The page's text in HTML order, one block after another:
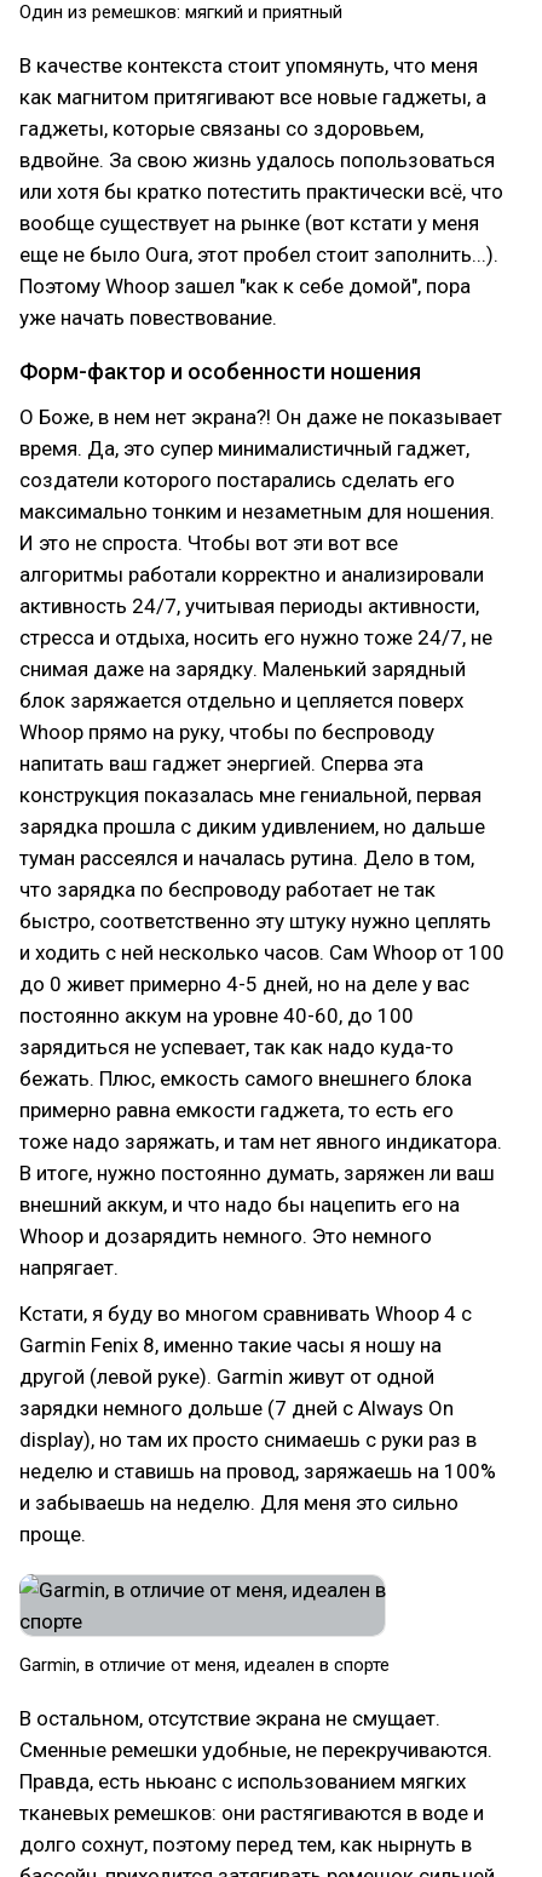
Один из ремешков: мягкий и приятный
В качестве контекста стоит упомянуть, что меня
как магнитом притягивают все новые гаджеты, а
гаджеты, которые связаны со здоровьем,
вдвойне. За свою жизнь удалось попользоваться
или хотя бы кратко потестить практически всё, что
вообще существует на рынке (вот кстати у меня
еще не было Oura, этот пробел стоит заполнить...).
Поэтому Whoop зашел "как к себе домой", пора
уже начать повествование.
Форм-фактор и особенности ношения
О Боже, в нем нет экрана?! Он даже не показывает
время. Да, это супер минималистичный гаджет,
создатели которого постарались сделать его
максимально тонким и незаметным для ношения.
И это не спроста. Чтобы вот эти вот все
алгоритмы работали корректно и анализировали
активность 24/7, учитывая периоды активности,
стресса и отдыха, носить его нужно тоже 24/7, не
снимая даже на зарядку. Маленький зарядный
блок заряжается отдельно и цепляется поверх
Whoop прямо на руку, чтобы по беспроводу
напитать ваш гаджет энергией. Сперва эта
конструкция показалась мне гениальной, первая
зарядка прошла с диким удивлением, но дальше
туман рассеялся и началась рутина. Дело в том,
что зарядка по беспроводу работает не так
быстро, соответственно эту штуку нужно цеплять
и ходить с ней несколько часов. Сам Whoop от 100
до 0 живет примерно 4-5 дней, но на деле у вас
постоянно аккум на уровне 40-60, до 100
зарядиться не успевает, так как надо куда-то
бежать. Плюс, емкость самого внешнего блока
примерно равна емкости гаджета, то есть его
тоже надо заряжать, и там нет явного индикатора.
В итоге, нужно постоянно думать, заряжен ли ваш
внешний аккум, и что надо бы нацепить его на
Whoop и дозарядить немного. Это немного
напрягает.
Кстати, я буду во многом сравнивать Whoop 4 с
Garmin Fenix 8, именно такие часы я ношу на
другой (левой руке). Garmin живут от одной
зарядки немного дольше (7 дней с Always On
display), но там их просто снимаешь с руки раз в
неделю и ставишь на провод, заряжаешь на 100%
и забываешь на неделю. Для меня это сильно
проще.
Garmin, в отличие от меня, идеален в спорте
В остальном, отсутствие экрана не смущает.
Сменные ремешки удобные, не перекручиваются.
Правда, есть ньюанс с использованием мягких
тканевых ремешков: они растягиваются в воде и
долго сохнут, поэтому перед тем, как нырнуть в